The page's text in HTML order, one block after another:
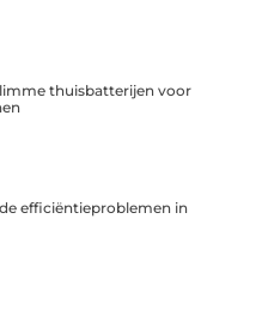
thuisbatterijen voor
efficiëntieproblemen in